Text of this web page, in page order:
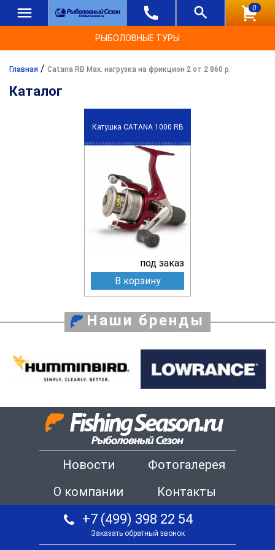
0
РЫБОЛОВНЫЕ ТУРЫ
Главная / Catana RB Max. нагрузка на фрикцион 2 от 2 860 р.
Каталог
Катушка CATANA 1000 RB
под заказ
В корзину
Наши бренды
Новости
Фотогалерея
О компании
Контакты
+7 (499) 398 22 54
Заказать обратный звонок